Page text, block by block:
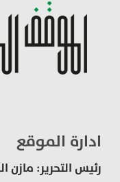
ادارة الموقع
رئيس التحرير: مازن